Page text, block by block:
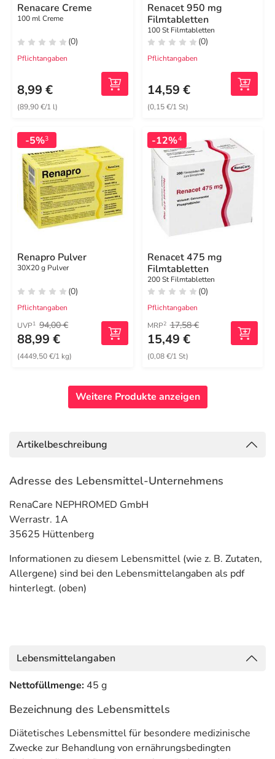
Renacare Creme
100 ml Creme
(0)
Pflichtangaben
8,99 €
(89,90 €/1 l)
Renacet 950 mg
Filmtabletten
100 St Filmtabletten
(0)
Pflichtangaben
14,59 €
(0,15 €/1 St)
-5%3
Renapro Pulver
30X20 g Pulver
(0)
Pflichtangaben
UVP1 94,00 €
88,99 €
(4449,50 €/1 kg)
-12%4
Renacet 475 mg
Filmtabletten
200 St Filmtabletten
(0)
Pflichtangaben
MRP2 17,58 €
15,49 €
(0,08 €/1 St)
Weitere Produkte anzeigen
Artikelbeschreibung
Adresse des Lebensmittel-Unternehmens
RenaCare NEPHROMED GmbH
Werrastr. 1A
35625 Hüttenberg
Informationen zu diesem Lebensmittel (wie z. B. Zutaten,
Allergene) sind bei den Lebensmittelangaben als pdf
hinterlegt. (oben)
Lebensmittelangaben
Nettofüllmenge: 45 g
Bezeichnung des Lebensmittels
Diätetisches Lebensmittel für besondere medizinische
Zwecke zur Behandlung von ernährungsbedingten